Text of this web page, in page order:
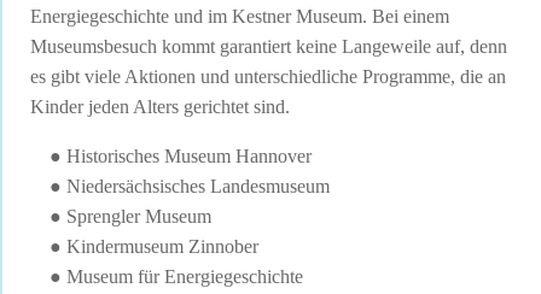
Energiegeschichte und im Kestner Museum. Bei einem
Museumsbesuch kommt garantiert keine Langeweile auf, denn
es gibt viele Aktionen und unterschiedliche Programme, die an
Kinder jeden Alters gerichtet sind.
● Historisches Museum Hannover
● Niedersächsisches Landesmuseum
● Sprengler Museum
● Kindermuseum Zinnober
● Museum für Energiegeschichte